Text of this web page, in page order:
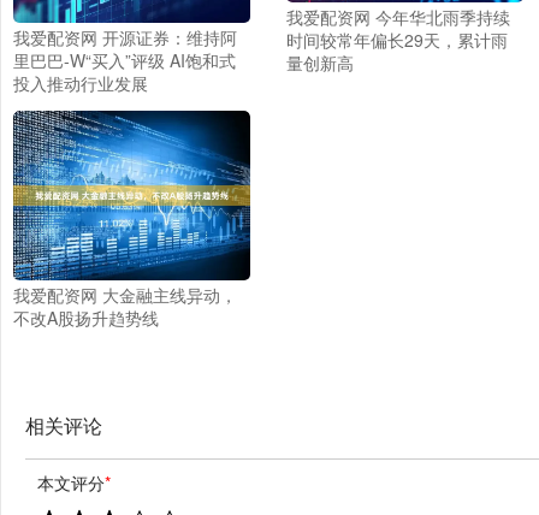
我爱配资网 开源证券：维持阿
里巴巴-W“买入”评级 AI饱和式
投入推动行业发展
我爱配资网 今年华北雨季持续
时间较常年偏长29天，累计雨
量创新高
我爱配资网 大金融主线异动，
不改A股扬升趋势线
相关评论
本文评分*